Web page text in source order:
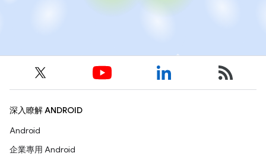
深入瞭解 ANDROID
Android
企業專用 Android